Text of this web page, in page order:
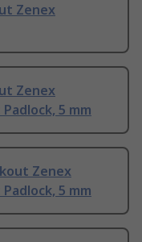
Zenex
Zenex
5 mm
Zenex
5 mm